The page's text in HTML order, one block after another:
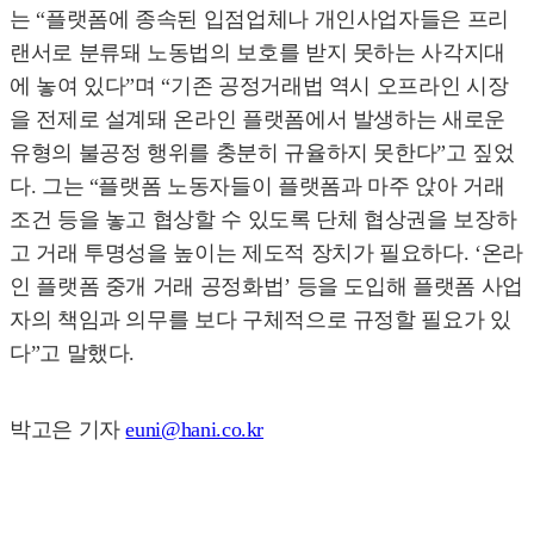
는 “플랫폼에 종속된 입점업체나 개인사업자들은 프리
랜서로 분류돼 노동법의 보호를 받지 못하는 사각지대
에 놓여 있다”며 “기존 공정거래법 역시 오프라인 시장
을 전제로 설계돼 온라인 플랫폼에서 발생하는 새로운
유형의 불공정 행위를 충분히 규율하지 못한다”고 짚었
다. 그는 “플랫폼 노동자들이 플랫폼과 마주 앉아 거래
조건 등을 놓고 협상할 수 있도록 단체 협상권을 보장하
고 거래 투명성을 높이는 제도적 장치가 필요하다. ‘온라
인 플랫폼 중개 거래 공정화법’ 등을 도입해 플랫폼 사업
자의 책임과 의무를 보다 구체적으로 규정할 필요가 있
다”고 말했다.
박고은 기자euni@hani.co.kr